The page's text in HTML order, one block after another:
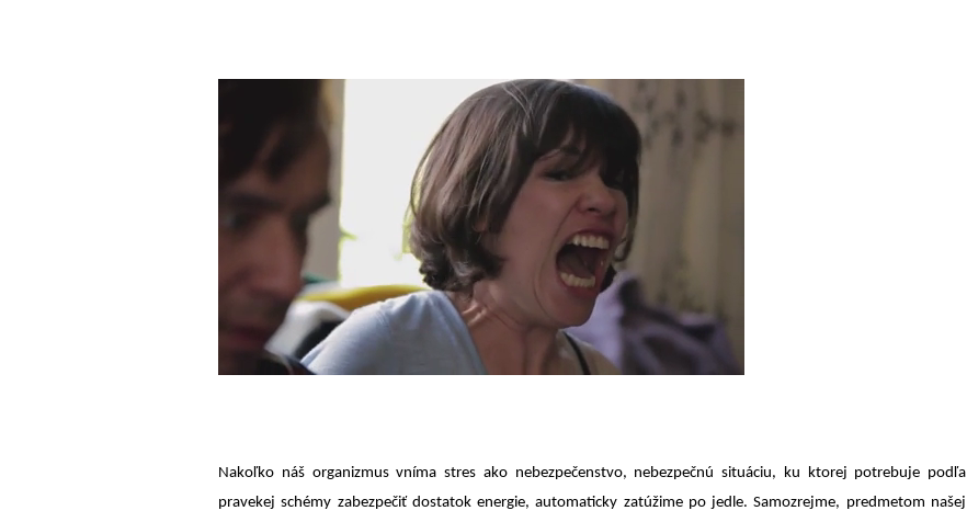
Nakoľko náš organizmus vníma stres ako nebezpečenstvo, nebezpečnú situáciu, ku ktorej potrebuje podľa
pravekej schémy zabezpečiť dostatok energie, automaticky zatúžime po jedle. Samozrejme, predmetom našej